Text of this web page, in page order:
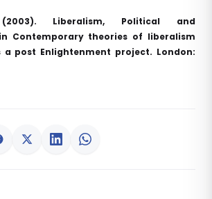
Liberalism, Political and
Contemporary theories of liberalism
a post Enlightenment project. London: